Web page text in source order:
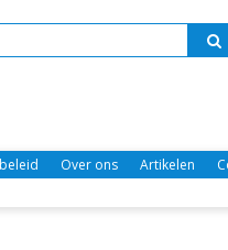
Over ons Artikelen